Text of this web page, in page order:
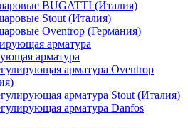
BUGATTI (Италия)
Stout (Италия)
Oventrop (Германия)
арматура
арматура Oventrop
арматура Stout (Италия)
арматура Danfos